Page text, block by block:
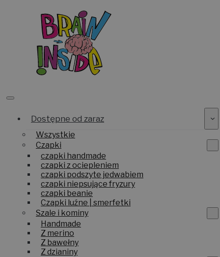
Dostępne od zaraz
Wszystkie
Czapki
czapki handmade
czapki z ociepleniem
czapki podszyte jedwabiem
czapki niepsujące fryzury
czapki beanie
Czapki luźne | smerfetki
Szale i kominy
Handmade
Z merino
Z bawełny
Z dzianiny